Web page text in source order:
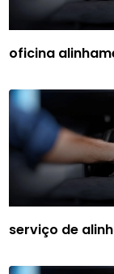
oficina
serviço de